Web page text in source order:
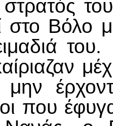
στο Βόλο
που